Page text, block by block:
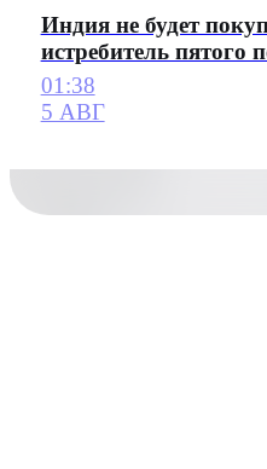
Индия не будет
истребитель пятого
01:38
5 АВГ